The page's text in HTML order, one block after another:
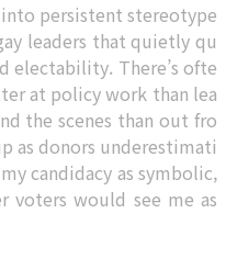
persistent stereotype
leaders that quietly qu
electability. There’s ofte
at policy work than lea
the scenes than out fro
as donors underestimati
candidacy as symbolic,
voters would see me as